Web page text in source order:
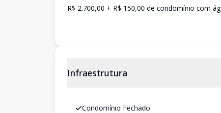
R$ 2.700,00 + R$ 150,00 de condomínio com
Infraestrutura
Condomínio Fechado